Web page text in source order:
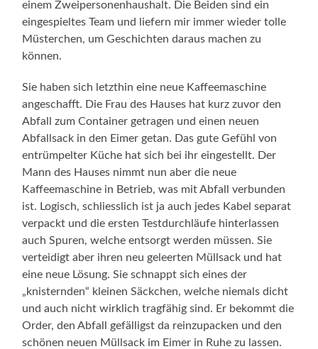
einem Zweipersonenhaushalt. Die Beiden sind ein
eingespieltes Team und liefern mir immer wieder tolle
Müsterchen, um Geschichten daraus machen zu
können.
Sie haben sich letzthin eine neue Kaffeemaschine
angeschafft. Die Frau des Hauses hat kurz zuvor den
Abfall zum Container getragen und einen neuen
Abfallsack in den Eimer getan. Das gute Gefühl von
entrümpelter Küche hat sich bei ihr eingestellt. Der
Mann des Hauses nimmt nun aber die neue
Kaffeemaschine in Betrieb, was mit Abfall verbunden
ist. Logisch, schliesslich ist ja auch jedes Kabel separat
verpackt und die ersten Testdurchläufe hinterlassen
auch Spuren, welche entsorgt werden müssen. Sie
verteidigt aber ihren neu geleerten Müllsack und hat
eine neue Lösung. Sie schnappt sich eines der
„knisternden“ kleinen Säckchen, welche niemals dicht
und auch nicht wirklich tragfähig sind. Er bekommt die
Order, den Abfall gefälligst da reinzupacken und den
schönen neuen Müllsack im Eimer in Ruhe zu lassen.